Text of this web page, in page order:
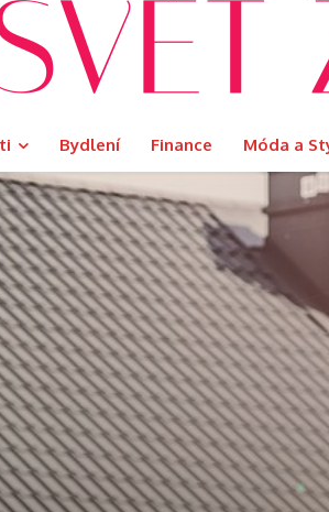
Bydlení Finance Móda a